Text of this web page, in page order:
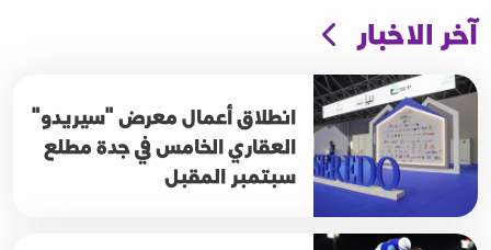
آخر الاخبار
انطلاق أعمال معرض "سيريدو"
العقاري الخامس في جدة مطلع
سبتمبر المقبل